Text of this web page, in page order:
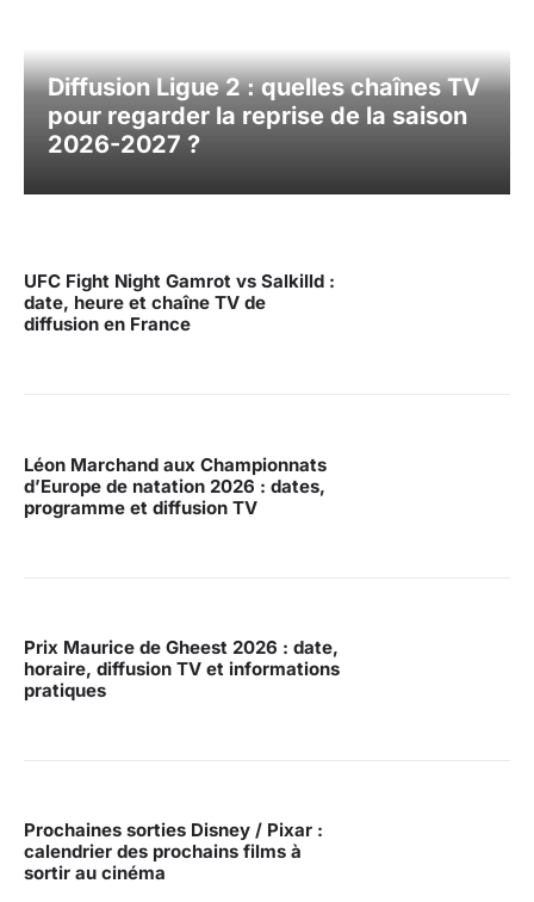
Diffusion Ligue 2 : quelles chaînes TV
pour regarder la reprise de la saison
2026-2027 ?
UFC Fight Night Gamrot vs Salkilld :
date, heure et chaîne TV de
diffusion en France
Léon Marchand aux Championnats
d’Europe de natation 2026 : dates,
programme et diffusion TV
Prix Maurice de Gheest 2026 : date,
horaire, diffusion TV et informations
pratiques
Prochaines sorties Disney / Pixar :
calendrier des prochains films à
sortir au cinéma